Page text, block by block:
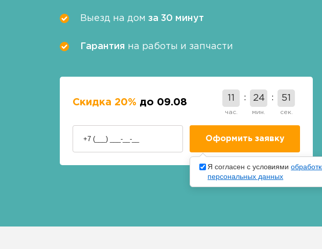
Выезд на дом за 30 минут
Гарантия на работы и запчасти
Скидка 20% до 09.08 11
час.
24
мин.
50
сек.
Я согласен с условиями
персональных данных